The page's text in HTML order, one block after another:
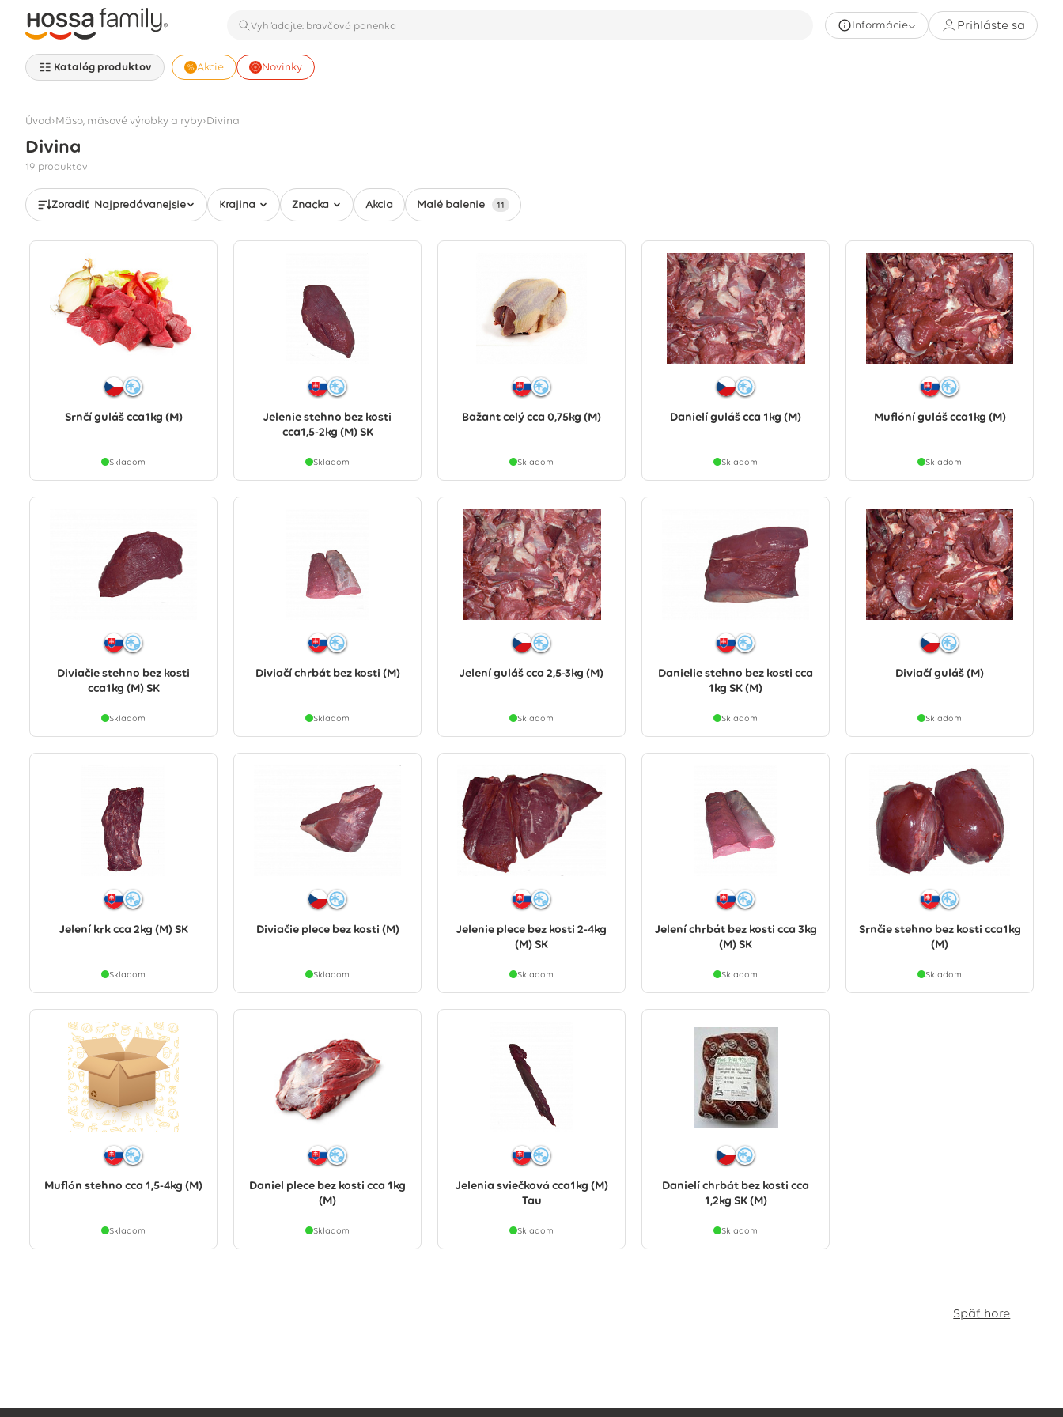
Informácie Prihláste sa
Katalóg produktov Akcie Novinky
Úvod›Mäso, mäsové výrobky a ryby›Divina
Divina
19 produktov
Zoradiť Najpredávanejšie Krajina Značka Akcia Malé balenie 11
Srnčí guláš cca1kg (M)
Skladom
Jelenie stehno bez kosti
cca1,5-2kg (M) SK
Skladom
Bažant celý cca 0,75kg (M)
Skladom
Danielí guláš cca 1kg (M)
Skladom
Muflóní guláš cca1kg (M)
Skladom
Diviačie stehno bez kosti
cca1kg (M) SK
Skladom
Diviačí chrbát bez kosti (M)
Skladom
Jelení guláš cca 2,5-3kg (M)
Skladom
Danielie stehno bez kosti cca
1kg SK (M)
Skladom
Diviačí guláš (M)
Skladom
Jelení krk cca 2kg (M) SK
Skladom
Diviačie plece bez kosti (M)
Skladom
Jelenie plece bez kosti 2-4kg
(M) SK
Skladom
Jelení chrbát bez kosti cca 3kg
(M) SK
Skladom
Srnčie stehno bez kosti cca1kg
(M)
Skladom
Muflón stehno cca 1,5-4kg (M)
Skladom
Daniel plece bez kosti cca 1kg
(M)
Skladom
Jelenia sviečková cca1kg (M)
Tau
Skladom
Danielí chrbát bez kosti cca
1,2kg SK (M)
Skladom
Späť hore